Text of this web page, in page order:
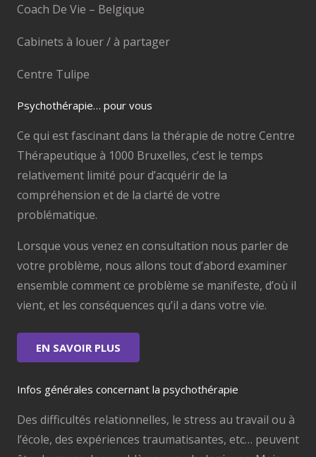
Coach De Vie – Belgique
Cabinets à louer / à partager
Centre Tulipe
Psychothérapie… pour vous
Ce qui est fascinant dans la thérapie de notre Centre
Thérapeutique à 1000 Bruxelles, c’est le temps
relativement limité pour d’acquérir de la
compréhension et de la clarté de votre
problématique.
Lorsque vous venez en consultation nous parler de
votre problème, nous allons tout d’abord examiner
ensemble comment ce problème se manifeste, d’où il
vient, et les conséquences qu’il a dans votre vie.
EN SAVOIR PLUS
Infos générales concernant la psychothérapie
Des difficultés relationnelles, le stress au travail ou à
l’école, des expériences traumatisantes, etc… peuvent